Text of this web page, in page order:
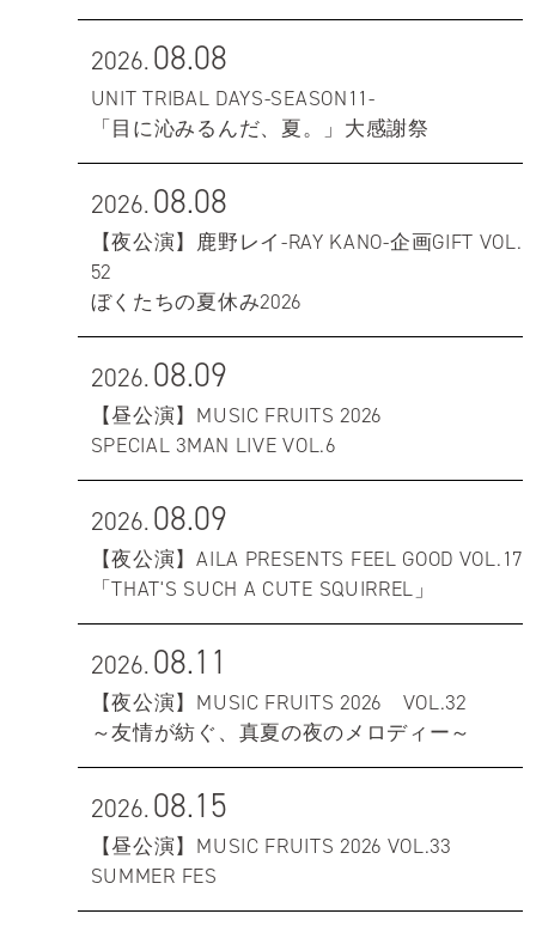
2026.08.08
UNIT TRIBAL DAYS-SEASON11-
「目に沁みるんだ、夏。」大感謝祭
2026.08.08
【夜公演】鹿野レイ-RAY KANO-企画GIFT VOL.
52
ぼくたちの夏休み2026
2026.08.09
【昼公演】MUSIC FRUITS 2026
SPECIAL 3MAN LIVE VOL.6
2026.08.09
【夜公演】AILA PRESENTS FEEL GOOD VOL.17
「THAT'S SUCH A CUTE SQUIRREL」
2026.08.11
【夜公演】MUSIC FRUITS 2026 VOL.32
～友情が紡ぐ、真夏の夜のメロディー～
2026.08.15
【昼公演】MUSIC FRUITS 2026 VOL.33
SUMMER FES